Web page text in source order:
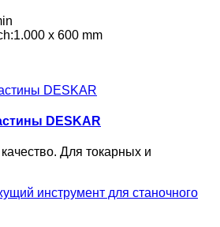
x 600 mm
DESKAR
Для токарных и